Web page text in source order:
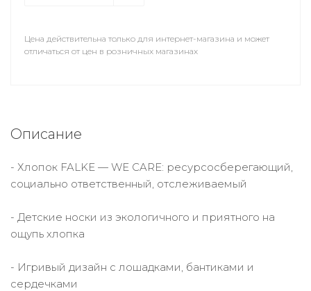
Цена действительна только для интернет-магазина и может
отличаться от цен в розничных магазинах
Описание
- Хлопок FALKE — WE CARE: ресурсосберегающий,
социально ответственный, отслеживаемый
- Детские носки из экологичного и приятного на
ощупь хлопка
- Игривый дизайн с лошадками, бантиками и
сердечками